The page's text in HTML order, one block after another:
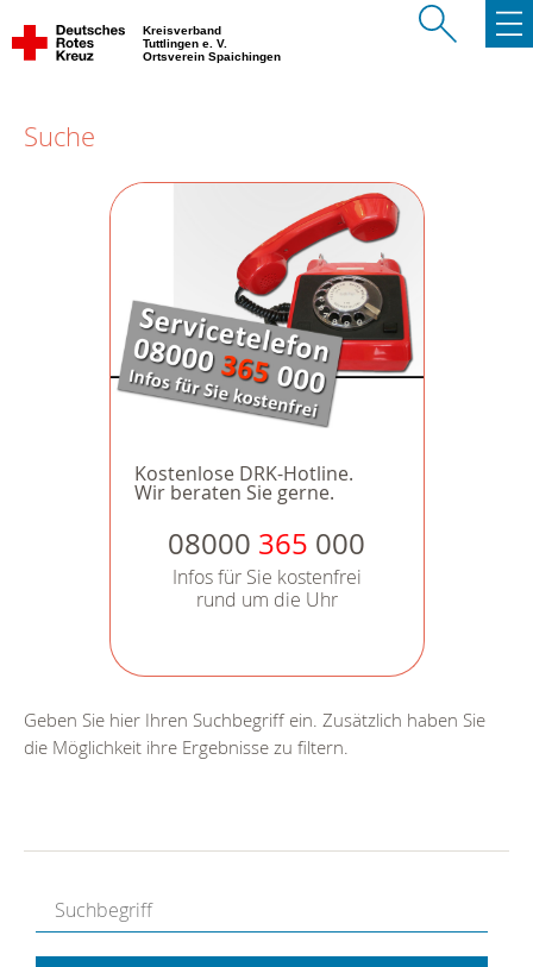
Kreisverband
Tuttlingen e. V.
Ortsverein Spaichingen
Suche
Kostenlose DRK-Hotline.
Wir beraten Sie gerne.
08000 365 000
Infos für Sie kostenfrei
rund um die Uhr
Geben Sie hier Ihren Suchbegriff ein. Zusätzlich haben Sie
die Möglichkeit ihre Ergebnisse zu filtern.